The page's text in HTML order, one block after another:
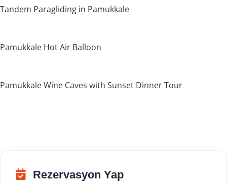
Tandem Paragliding in Pamukkale
Pamukkale Hot Air Balloon
Pamukkale Wine Caves with Sunset Dinner Tour
Rezervasyon Yap